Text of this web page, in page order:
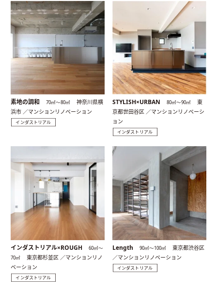
素地の調和 70㎡〜80㎡
神奈川県横
浜市 ／マンションリノベーション
インダストリアル
STYLISH×URBAN 80㎡〜90㎡
東
京都世田谷区 ／マンションリノベーシ
ョン
インダストリアル
インダストリアル×ROUGH
60㎡〜
70㎡
東京都杉並区 ／マンションリノ
ベーション
インダストリアル
Length 90㎡〜100㎡
東京都渋谷区
／マンションリノベーション
インダストリアル